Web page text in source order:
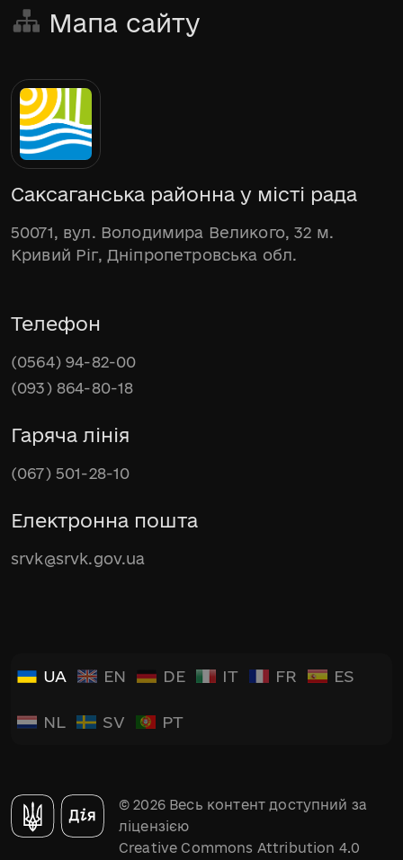
Мапа сайту
Саксаганська районна у місті рада
50071, вул. Володимира Великого, 32 м.
Кривий Ріг, Дніпропетровська обл.
Телефон
(0564) 94-82-00
(093) 864-80-18
Гаряча лінія
(067) 501-28-10
Електронна пошта
srvk@srvk.gov.ua
UA EN DE IT FR ES
NL SV PT
© 2026 Весь контент доступний за
ліцензією
Creative Commons Attribution 4.0